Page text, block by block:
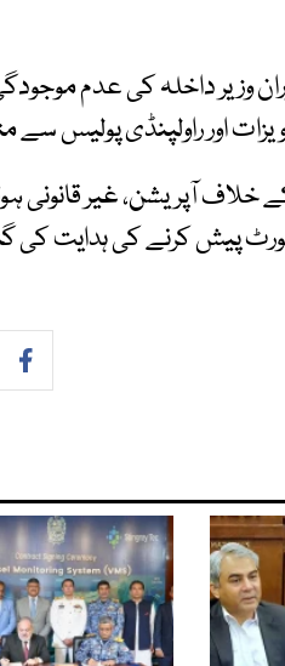
وزیر داخلہ کی عدم
اور راولپنڈی پولیس
خلاف آپریشن، غیر قانونی
پیش کرنے کی ہدایت کی